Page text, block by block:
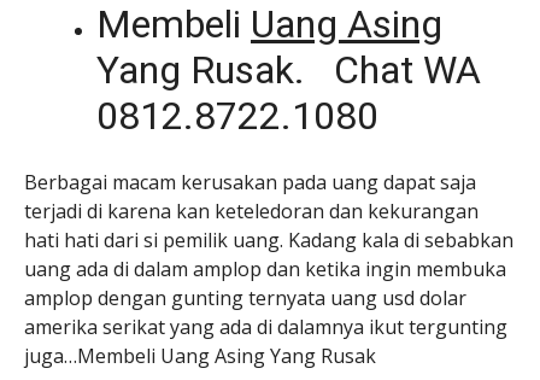
Membeli Uang Asing
Yang Rusak. Chat WA
0812.8722.1080
Berbagai macam kerusakan pada uang dapat saja
terjadi di karena kan keteledoran dan kekurangan
hati hati dari si pemilik uang. Kadang kala di sebabkan
uang ada di dalam amplop dan ketika ingin membuka
amplop dengan gunting ternyata uang usd dolar
amerika serikat yang ada di dalamnya ikut tergunting
juga…Membeli Uang Asing Yang Rusak